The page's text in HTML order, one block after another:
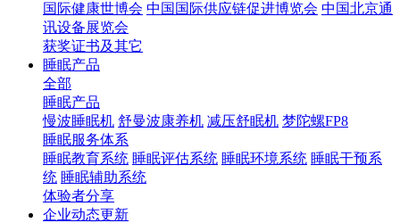
国际健康世博会 中国国际供应链促进博览会 中国北京通
讯设备展览会
获奖证书及其它
睡眠产品
全部
睡眠产品
慢波睡眠机 舒曼波康养机 减压舒眠机 梦陀螺FP8
睡眠服务体系
睡眠教育系统 睡眠评估系统 睡眠环境系统 睡眠干预系
统 睡眠辅助系统
体验者分享
企业动态更新